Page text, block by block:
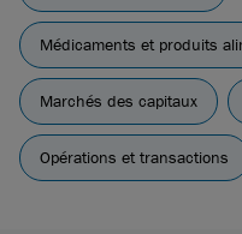
Médicaments et produits
Marchés des capitaux
Opérations et transactions